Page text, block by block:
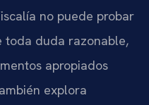
no puede probar
toda duda razonable,
apropiados
explora